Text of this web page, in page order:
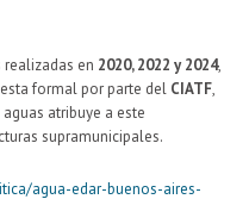
en 2020, 2022 y 2024,
formal por parte del CIATF,
atribuye a este
supramunicipales.
agua-edar-buenos-aires-